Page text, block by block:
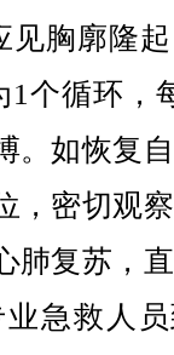
见胸廓隆
1个循环，
。如恢复
，密切观
肺复苏，
急救人